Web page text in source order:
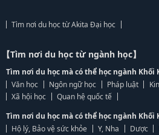
Tìm nơi du học từ Akita Đại học
【Tìm nơi du học từ ngành học】
Tìm nơi du học mà có thể học ngành Khối
Văn học
Ngôn ngữ học Pháp luật
Xã hội học
Quan hệ quốc tế
Tìm nơi du học mà có thể học ngành Khối
Hộ lý, Bảo vệ sức khỏe
Y, Nha Dược